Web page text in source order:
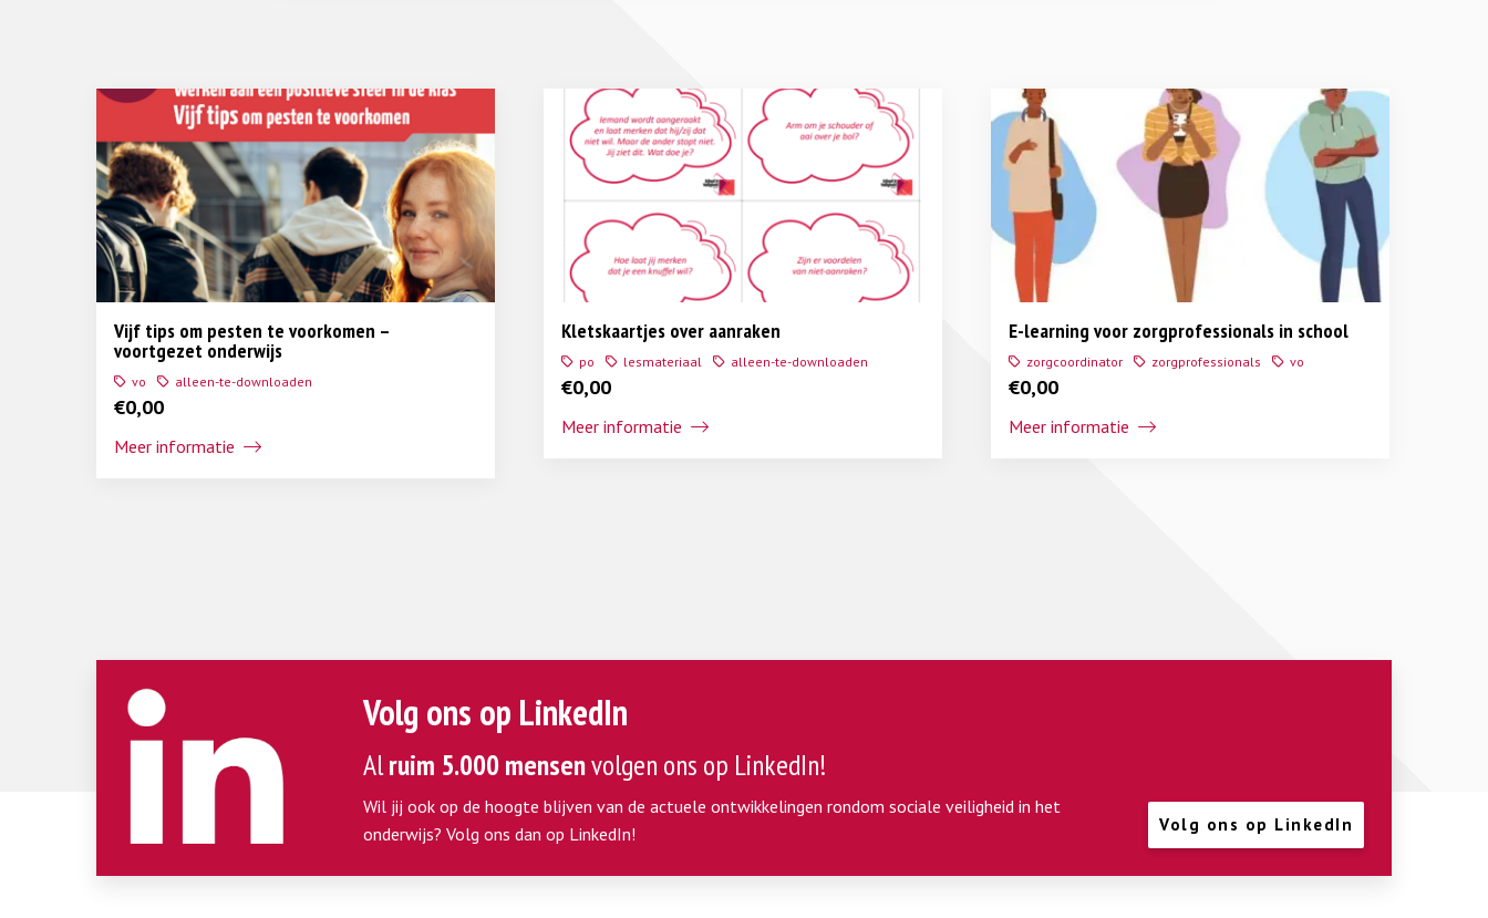
Vijf tips om pesten te voorkomen –
voortgezet onderwijs
vo alleen-te-downloaden
€0,00
Meer informatie
Kletskaartjes over aanraken
po lesmateriaal alleen-te-downloaden
€0,00
Meer informatie
E-learning voor zorgprofessionals in school
zorgcoordinator zorgprofessionals vo
€0,00
Meer informatie
Volg ons op LinkedIn
Alruim 5.000 mensenvolgen ons op LinkedIn!
Wil jij ook op de hoogte blijven van de actuele ontwikkelingen rondom sociale veiligheid in het
onderwijs? Volg ons dan op LinkedIn!
Volg ons op LinkedIn